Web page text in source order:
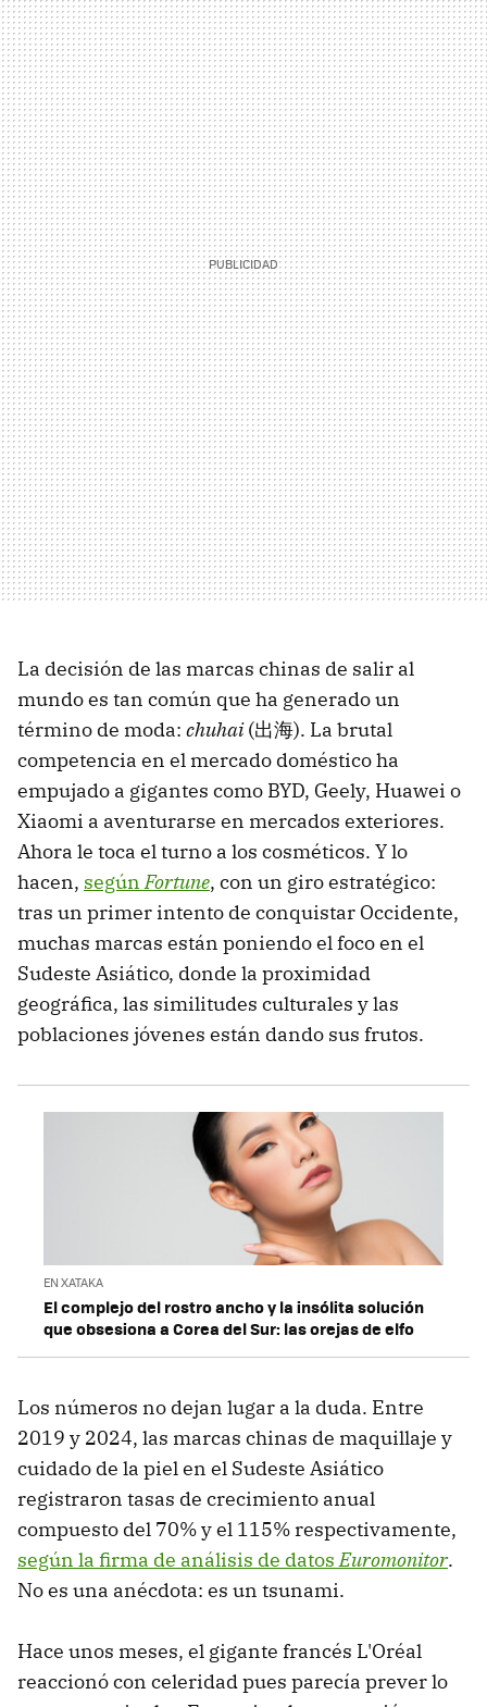
La decisión de las marcas chinas de salir al
mundo es tan común que ha generado un
término de moda: chuhai(出海). La brutal
competencia en el mercado doméstico ha
empujado a gigantes como BYD, Geely, Huawei o
Xiaomi a aventurarse en mercados exteriores.
Ahora le toca el turno a los cosméticos. Y lo
hacen, segúnFortune, con un giro estratégico:
tras un primer intento de conquistar Occidente,
muchas marcas están poniendo el foco en el
Sudeste Asiático, donde la proximidad
geográfica, las similitudes culturales y las
poblaciones jóvenes están dando sus frutos.
EN XATAKA
El complejo del rostro ancho y la insólita solución
que obsesiona a Corea del Sur: las orejas de elfo
Los números no dejan lugar a la duda. Entre
2019 y 2024, las marcas chinas de maquillaje y
cuidado de la piel en el Sudeste Asiático
registraron tasas de crecimiento anual
compuesto del 70% y el 115% respectivamente,
según la firma de análisis de datosEuromonitor.
No es una anécdota: es un tsunami.
Hace unos meses, el gigante francés L'Oréal
reaccionó con celeridad pues parecía prever lo